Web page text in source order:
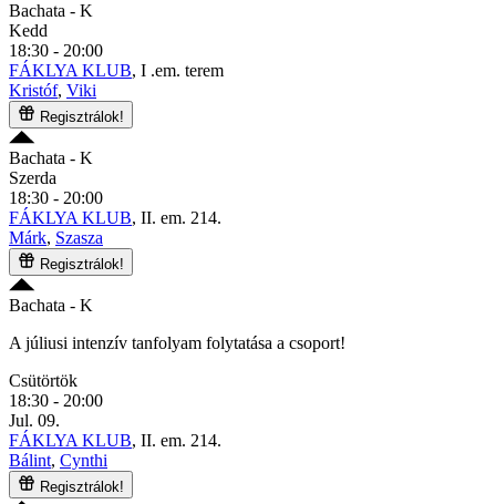
Bachata - K
Kedd
18:30 - 20:00
FÁKLYA KLUB, I .em. terem
Kristóf, Viki
Regisztrálok!
Bachata - K
Szerda
18:30 - 20:00
FÁKLYA KLUB, II. em. 214.
Márk, Szasza
Regisztrálok!
Bachata - K
A júliusi intenzív tanfolyam folytatása a csoport!
Csütörtök
18:30 - 20:00
Jul. 09.
FÁKLYA KLUB, II. em. 214.
Bálint, Cynthi
Regisztrálok!